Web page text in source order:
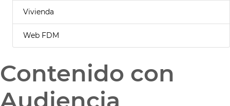
Vivienda
Web FDM
Contenido con
Audiencia